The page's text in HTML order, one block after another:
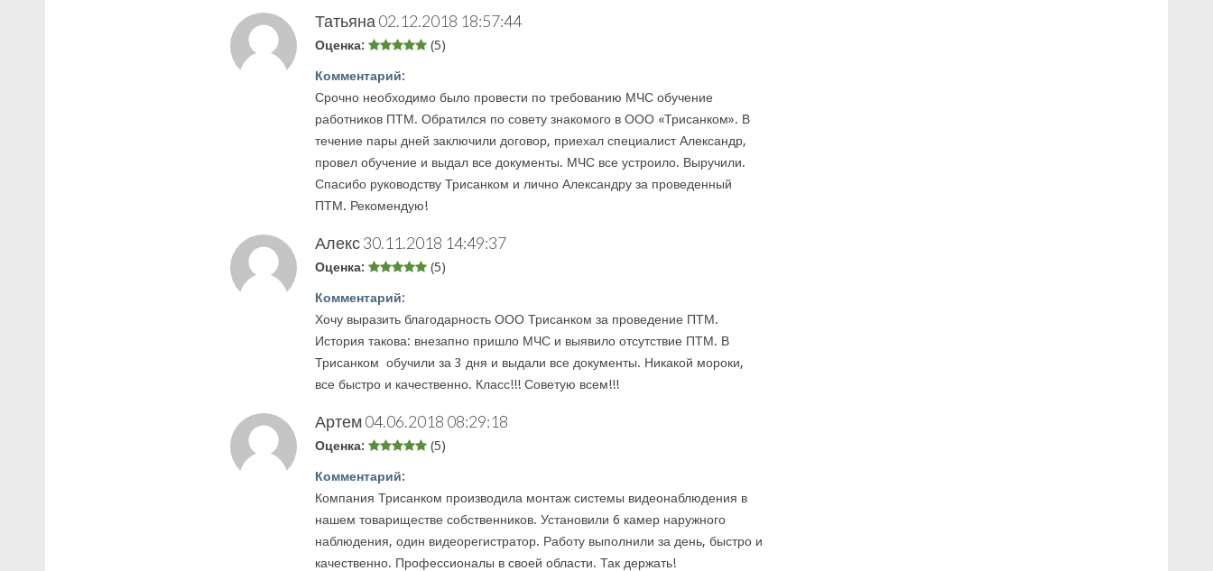
Татьяна 02.12.2018 18:57:44
Оценка: (5)
Комментарий:
Срочно необходимо было провести по требованию МЧС обучение
работников ПТМ. Обратился по совету знакомого в ООО «Трисанком». В
течение пары дней заключили договор, приехал специалист Александр,
провел обучение и выдал все документы. МЧС все устроило. Выручили.
Спасибо руководству Трисанком и лично Александру за проведенный
ПТМ. Рекомендую!
Алекс30.11.2018 14:49:37
Оценка: (5)
Комментарий:
Хочу выразить благодарность ООО Трисанком за проведение ПТМ.
История такова: внезапно пришло МЧС и выявило отсутствие ПТМ. В
Трисанком обучили за 3 дня и выдали все документы. Никакой мороки,
все быстро и качественно. Класс!!! Советую всем!!!
Артем04.06.2018 08:29:18
Оценка: (5)
Комментарий:
Компания Трисанком производила монтаж системы видеонаблюдения в
нашем товариществе собственников. Установили 6 камер наружного
наблюдения, один видеорегистратор. Работу выполнили за день, быстро и
качественно. Профессионалы в своей области. Так держать!